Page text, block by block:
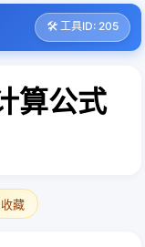
🛠️ 工具ID: 205
算公式
收藏